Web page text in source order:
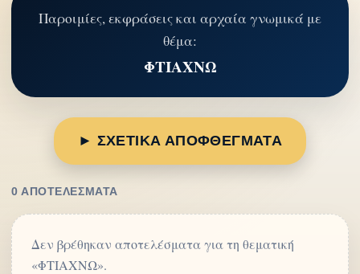
Παροιμίες, εκφράσεις και αρχαία γνωμικά με
θέμα:
ΦΤΙΑΧΝΩ
► ΣΧΕΤΙΚΑ ΑΠΟΦΘΕΓΜΑΤΑ
0 ΑΠΟΤΕΛΈΣΜΑΤΑ
Δεν βρέθηκαν αποτελέσματα για τη θεματική
«ΦΤΙΑΧΝΩ».